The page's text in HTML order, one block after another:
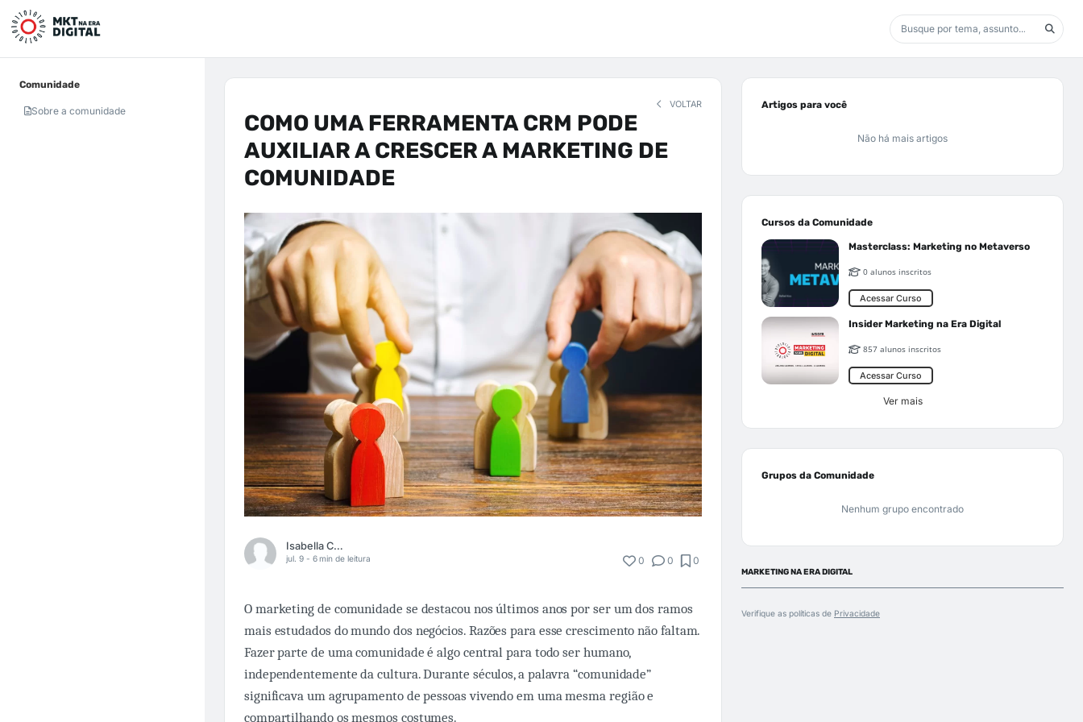
Comunidade
Sobre a comunidade
VOLTAR
COMO UMA FERRAMENTA CRM PODE
AUXILIAR A CRESCER A MARKETING DE
COMUNIDADE
Isabella Camardella
jul. 9 - 6 min de leitura 0 0 0
O marketing de comunidade se destacou nos últimos anos por ser um dos ramos
mais estudados do mundo dos negócios. Razões para esse crescimento não faltam.
Fazer parte de uma comunidade é algo central para todo ser humano,
independentemente da cultura. Durante séculos, a palavra “comunidade”
significava um agrupamento de pessoas vivendo em uma mesma região e
compartilhando os mesmos costumes.
Artigos para você
Não há mais artigos
Cursos da Comunidade
Masterclass: Marketing no Metaverso
0 alunos inscritos
Acessar Curso
Insider Marketing na Era Digital
857 alunos inscritos
Acessar Curso
Ver mais
Grupos da Comunidade
Nenhum grupo encontrado
MARKETING NA ERA DIGITAL
Verifique as políticas de Privacidade